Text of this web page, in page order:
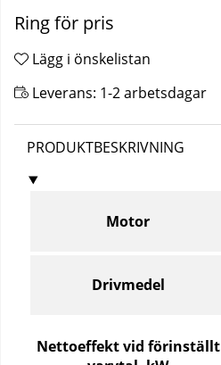
Ring för pris
Lägg i önskelistan
Leverans: 1-2 arbetsdagar
PRODUKTBESKRIVNING
för
Motor
Drivmedel
Nettoeffekt vid förinställt